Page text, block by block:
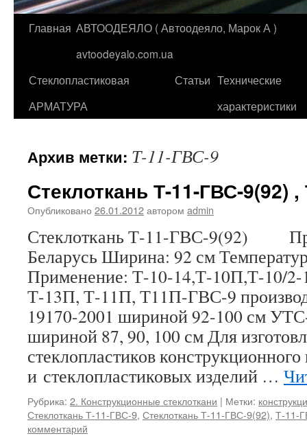
Перейти
содержимому
Главная АВТООДЕЯЛО ( Автоодеяло, Марок А )
avtoodeyalo.com.ua
Стеклопластиковая
АРМАТУРА
Статьи Технические
характеристики
Архив метки: Т-11-ГВС-9
Стеклоткань Т-11-ГВС-9(92) ,
Опубликовано 26.01.2012автором admin
Стеклоткань Т-11-ГВС-9(92)
Беларусь Ширина: 92 см
Применение: Т-10-14,Т-10П,Т-10/
Т-13П, Т-11П, Т11П-ГВС-9
19170-2001 шириной 92-100 см
шириной 87, 90, 100 см Для
стеклопластиков конструкционного
и стеклопластиковых изделий …
Рубрика: 2. Конструкционные стеклоткани | Метки:
Стеклоткань Т-11-ГВС-9, Стеклоткань Т-11-ГВС-9(92), Т-11-
комментарий